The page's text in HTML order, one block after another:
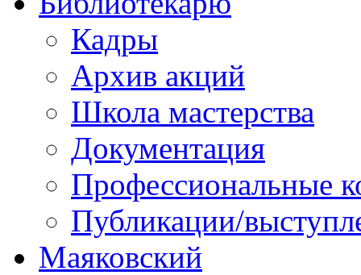
Кадры
Архив акций
Школа мастерства
Документация
Профессиональные
Публикации/
Маяковский